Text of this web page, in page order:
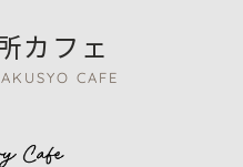
カフェ
CAFE